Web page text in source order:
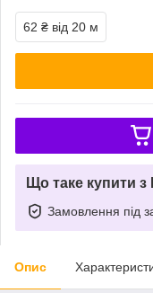
62 ₴ від 20 м
Що таке купити
Замовлення під
Опис